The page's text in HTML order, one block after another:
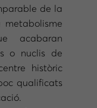
de la
metabolisme
acabaran
o nuclis de
històric
qualificats